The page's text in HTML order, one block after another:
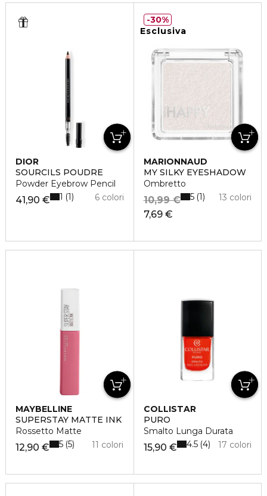
DIOR
SOURCILS POUDRE
Powder Eyebrow Pencil
41,90 € 6 colori
1 1
Esclusiva
MARIONNAUD
MY SILKY EYESHADOW
Ombretto
7,69 €
10,99 € 13 colori
5 1
30%
MAYBELLINE
SUPERSTAY MATTE INK
Rossetto Matte
12,90 € 11 colori
5 5
COLLISTAR
PURO
Smalto Lunga Durata
15,90 € 17 colori
4.5 4